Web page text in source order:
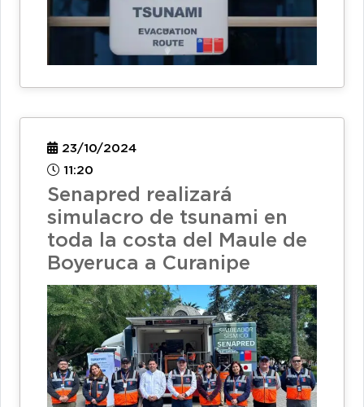
23/10/2024
11:20
Senapred realizará
simulacro de tsunami en
toda la costa del Maule de
Boyeruca a Curanipe